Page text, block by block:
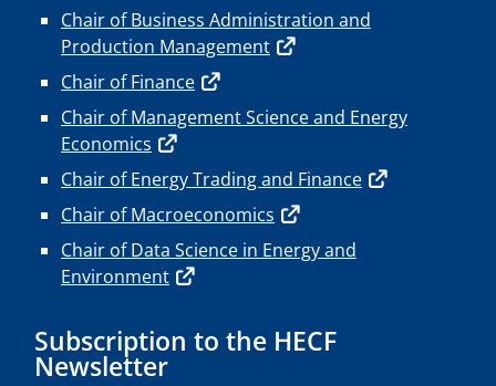
Chair of Business Administration and
Production Management
Chair of Finance
Chair of Management Science and Energy
Economics
Chair of Energy Trading and Finance
Chair of Macroeconomics
Chair of Data Science in Energy and
Environment
Subscription to the HECF
Newsletter